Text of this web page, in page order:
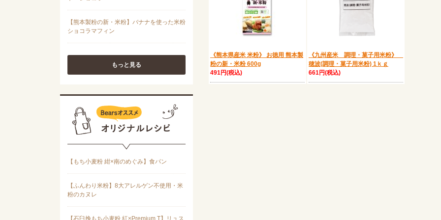
もっと見る
《熊本県産米 米粉》 お徳用 熊本製
粉の新・米粉 600g
491円(税込)
《九州産米 調理・菓子用米粉》
穂波(調理・菓子用米粉) 1ｋｇ
661円(税込)